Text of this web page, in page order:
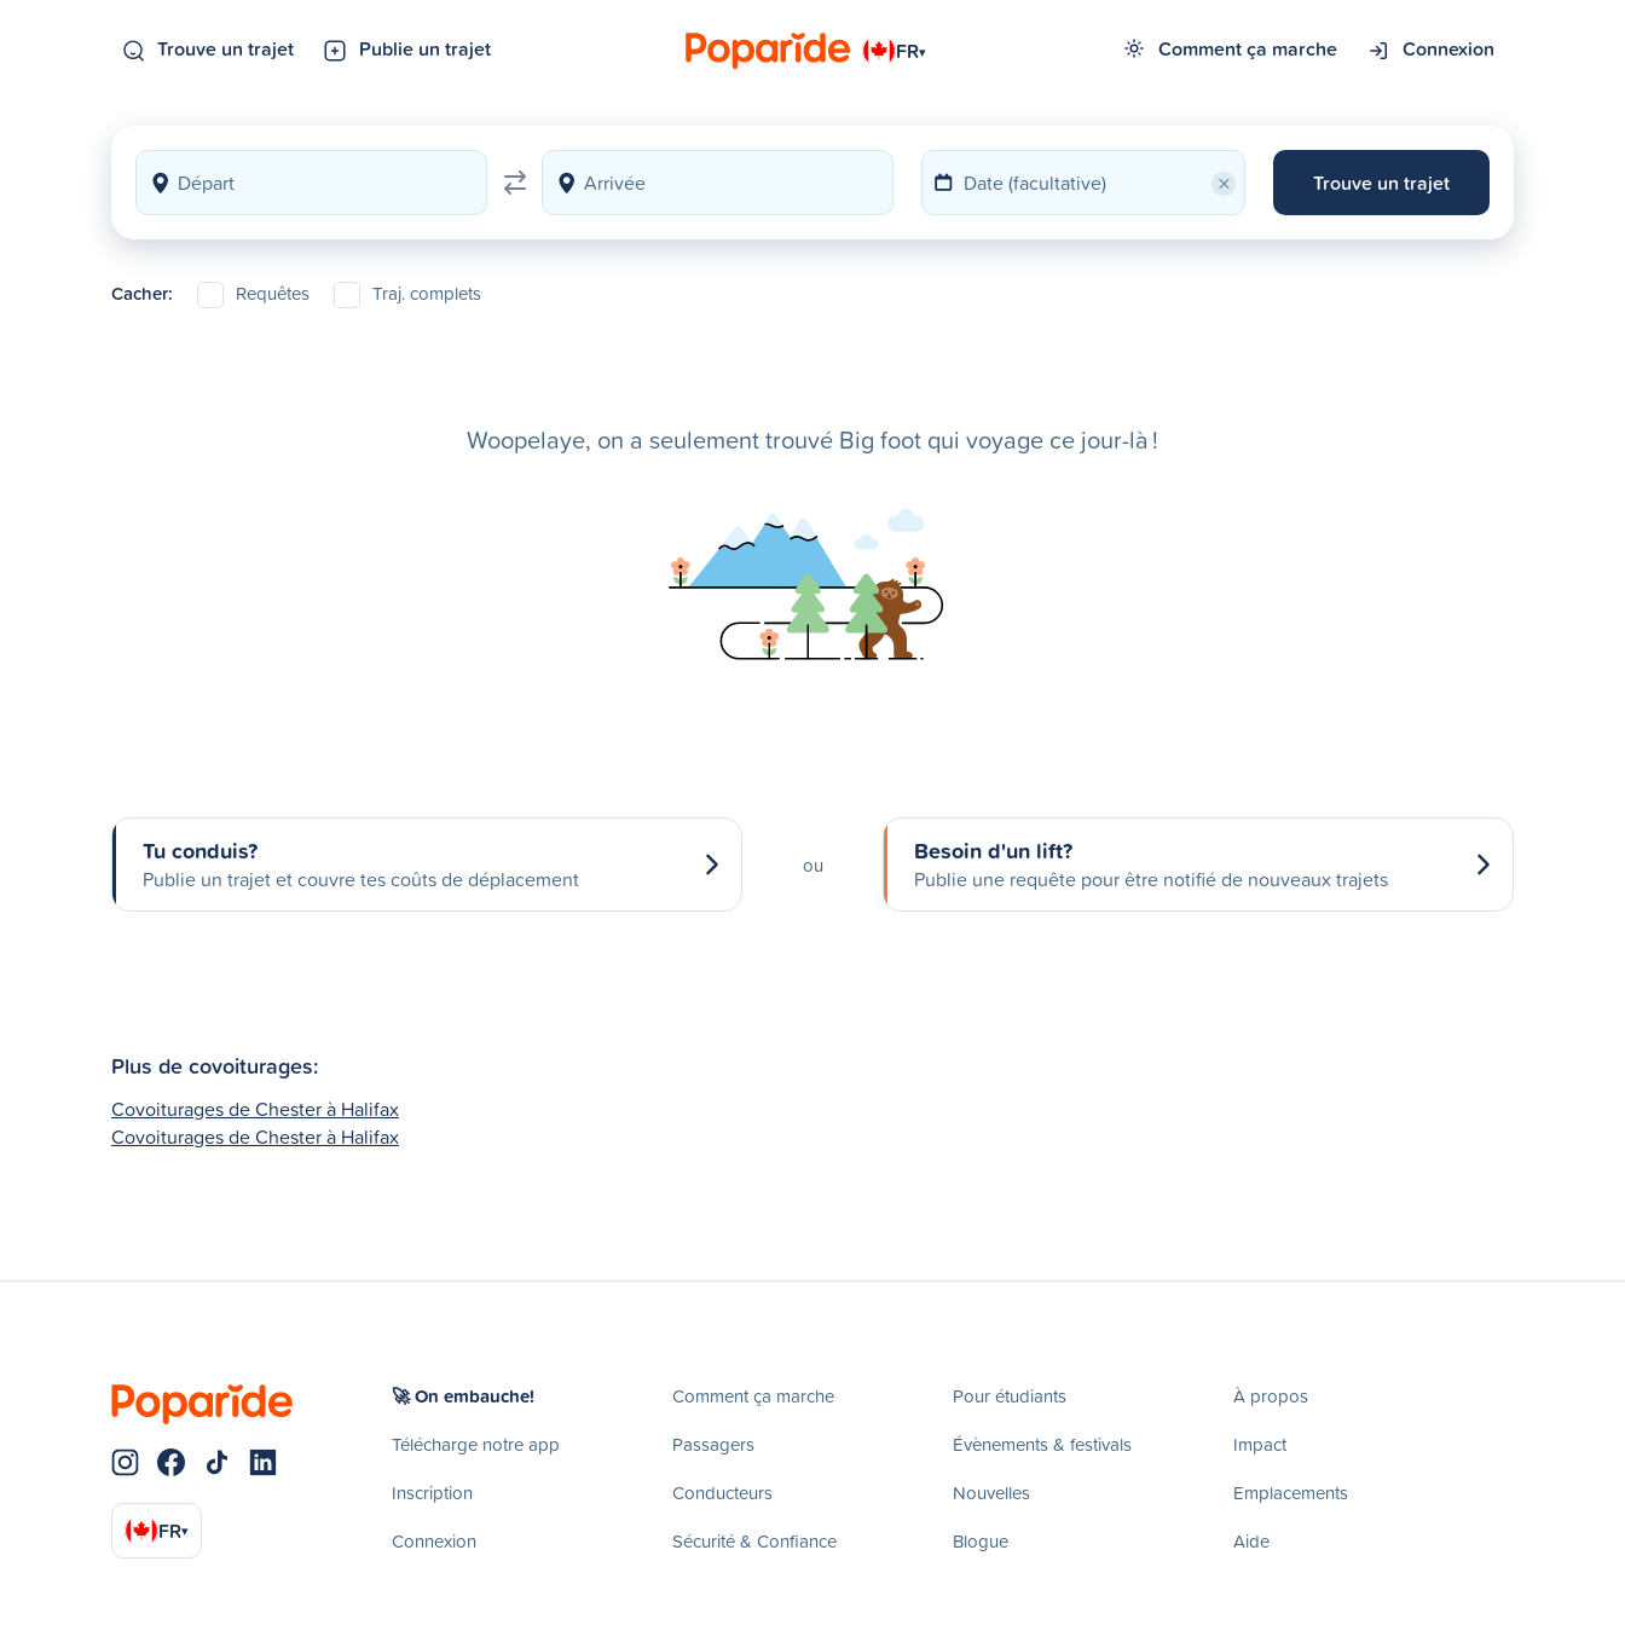
Trouve un trajet Publie un trajet FR▾ Comment ça marche Connexion
× Trouve un trajet
Cacher: Requêtes Traj. complets
Woopelaye, on a seulement trouvé Big foot qui voyage ce jour-là !
Tu conduis?
Publie un trajet et couvre tes coûts de déplacement
ou Besoin d'un lift?
Publie une requête pour être notifié de nouveaux trajets
Plus de covoiturages:
Covoiturages de Chester à Halifax
Covoiturages de Chester à Halifax
FR▾
🚀 On embauche!
Télécharge notre app
Inscription
Connexion
Comment ça marche
Passagers
Conducteurs
Sécurité & Confiance
Pour étudiants
Évènements & festivals
Nouvelles
Blogue
À propos
Impact
Emplacements
Aide